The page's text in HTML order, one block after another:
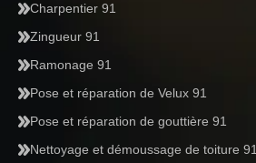
Charpentier 91
Zingueur 91
Ramonage 91
Pose et réparation de Velux 91
Pose et réparation de gouttière 91
Nettoyage et démoussage de toiture 91